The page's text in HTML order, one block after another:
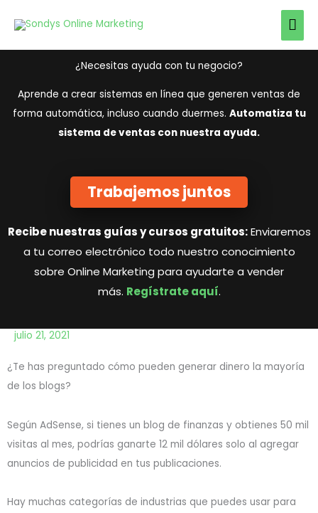
contenido
¿Necesitas ayuda con tu negocio?
Aprende a crear sistemas en línea que generen ventas de
forma automática, incluso cuando duermes. Automatiza tu
sistema de ventas con nuestra ayuda.
Trabajemos juntos
Recibe nuestras guías y cursos gratuitos:Enviaremos
a tu correo electrónico todo nuestro conocimiento
sobre Online Marketing para ayudarte a vender
más. Regístrate aquí.
julio 21, 2021
¿Te has preguntado cómo pueden generar dinero la mayoría
de los blogs?
Según AdSense, si tienes un blog de finanzas y obtienes 50 mil
visitas al mes, podrías ganarte 12 mil dólares solo al agregar
anuncios de publicidad en tus publicaciones.
Hay muchas categorías de industrias que puedes usar para